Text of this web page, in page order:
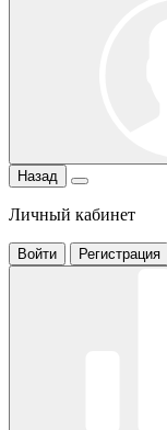
Назад
Личный кабинет
Войти Регистрация